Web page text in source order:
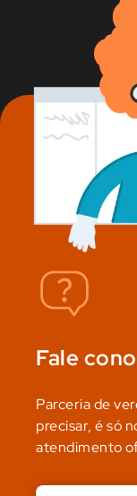
Fale
Parceria de
precisar, é só
atendimento